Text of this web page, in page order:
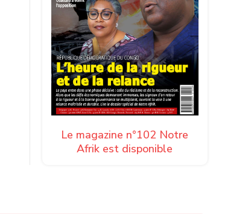
Le magazine n°102 Notre
Afrik est disponible